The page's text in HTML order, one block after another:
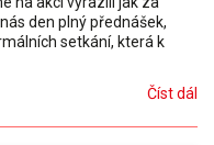
den plný přednášek,
setkání, která k
Číst dál